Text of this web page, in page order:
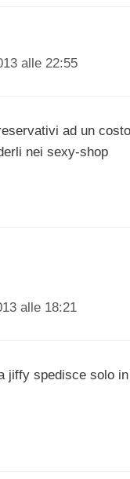
alle 22:55
ad un
nei sexy-shop
alle 18:21
jiffy spedisce solo